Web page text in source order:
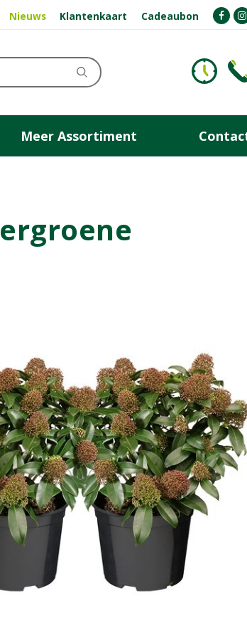
Nieuws Klantenkaart Cadeaubon
Meer Assortiment